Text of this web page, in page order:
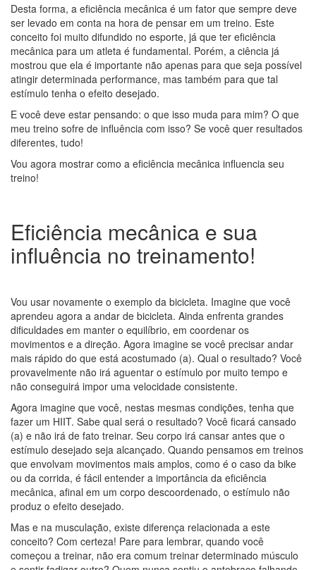
Desta forma, a eficiência mecânica é um fator que sempre deve
ser levado em conta na hora de pensar em um treino. Este
conceito foi muito difundido no esporte, já que ter eficiência
mecânica para um atleta é fundamental. Porém, a ciência já
mostrou que ela é importante não apenas para que seja possível
atingir determinada performance, mas também para que tal
estímulo tenha o efeito desejado.
E você deve estar pensando: o que isso muda para mim? O que
meu treino sofre de influência com isso? Se você quer resultados
diferentes, tudo!
Vou agora mostrar como a eficiência mecânica influencia seu
treino!
Eficiência mecânica e sua
influência no treinamento!
Vou usar novamente o exemplo da bicicleta. Imagine que você
aprendeu agora a andar de bicicleta. Ainda enfrenta grandes
dificuldades em manter o equilíbrio, em coordenar os
movimentos e a direção. Agora imagine se você precisar andar
mais rápido do que está acostumado (a). Qual o resultado? Você
provavelmente não irá aguentar o estímulo por muito tempo e
não conseguirá impor uma velocidade consistente.
Agora imagine que você, nestas mesmas condições, tenha que
fazer um HIIT. Sabe qual será o resultado? Você ficará cansado
(a) e não irá de fato treinar. Seu corpo irá cansar antes que o
estímulo desejado seja alcançado. Quando pensamos em treinos
que envolvam movimentos mais amplos, como é o caso da bike
ou da corrida, é fácil entender a importância da eficiência
mecânica, afinal em um corpo descoordenado, o estímulo não
produz o efeito desejado.
Mas e na musculação, existe diferença relacionada a este
conceito? Com certeza! Pare para lembrar, quando você
começou a treinar, não era comum treinar determinado músculo